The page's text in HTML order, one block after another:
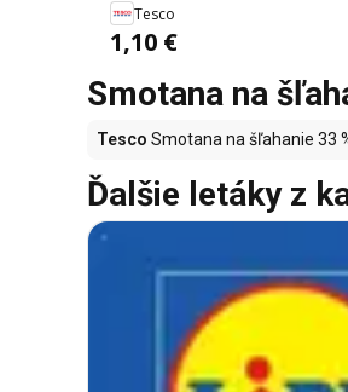
Tesco
1,10 €
Smotana na
Tesco Smotana na šľahanie 33
Ďalšie letáky z